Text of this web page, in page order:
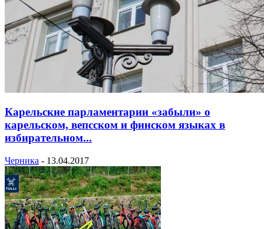
Карельские парламентарии «забыли» о
карельском, вепсском и финском языках в
избирательном...
Черника - 13.04.2017